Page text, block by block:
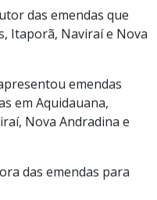
das emendas que
Itaporã, Naviraí e Nova
emendas
em Aquidauana,
Nova Andradina e
das emendas para